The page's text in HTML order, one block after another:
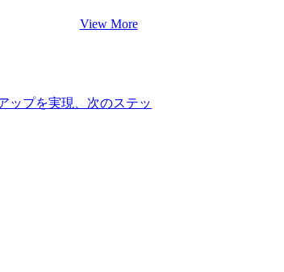
接落ちすることが何度か
職前は年収500万円、転職
めてとなりますが、面接
ます。苦手に向き合って
らもお客様に信頼してい
す。
しする意味も含め転職エ
ロジェクトに関わること
のクライアントに対して
複数のクライアントとプ
ンサルティングファーム
ることはもちろん、より
感じました。CRMコン
できるプロジェクトの
少なくとも自分よりは
っていたので、大久保さ
扱うCRM案件の進め方
View More
ップを実現、次のステッ